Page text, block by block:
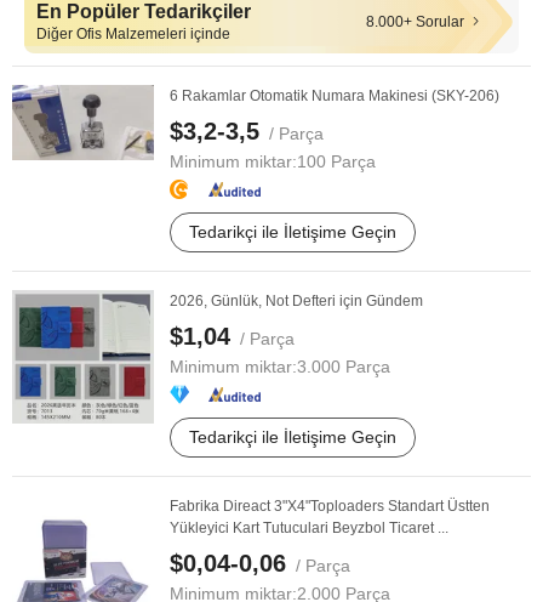
En Popüler Tedarikçiler
Diğer Ofis Malzemeleri içinde
8.000+ Sorular
6 Rakamlar Otomatik Numara Makinesi (SKY-206)
$3,2-3,5 / Parça
Minimum miktar:100 Parça
Tedarikçi ile İletişime Geçin
2026, Günlük, Not Defteri için Gündem
$1,04 / Parça
Minimum miktar:3.000 Parça
Tedarikçi ile İletişime Geçin
Fabrika Direact 3"X4"Toploaders Standart Üstten
Yükleyici Kart Tutuculari Beyzbol Ticaret ...
$0,04-0,06 / Parça
Minimum miktar:2.000 Parça